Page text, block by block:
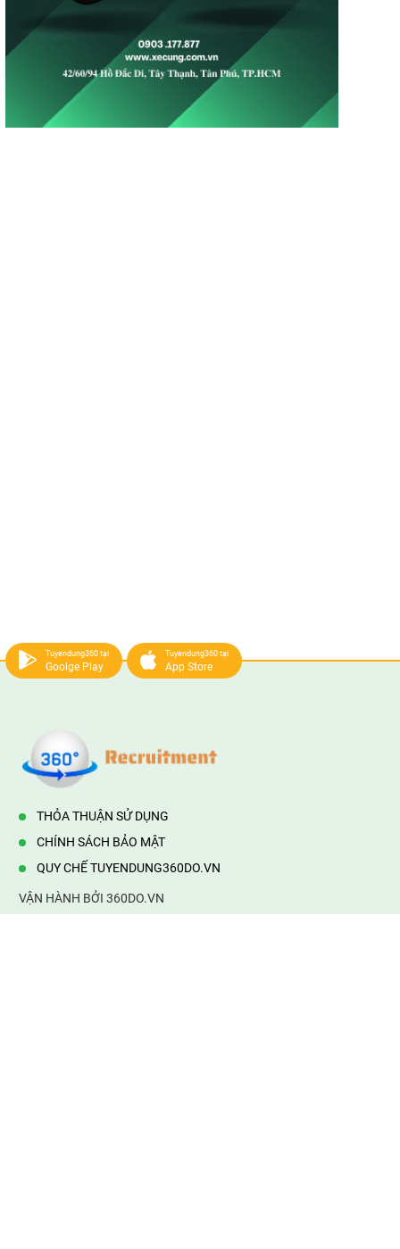
Tuyendung360 tại
Goolge Play
Tuyendung360 tại
App Store
THỎA THUẬN SỬ DỤNG
CHÍNH SÁCH BẢO MẬT
QUY CHẾ TUYENDUNG360DO.VN
VẬN HÀNH BỞI 360DO.VN